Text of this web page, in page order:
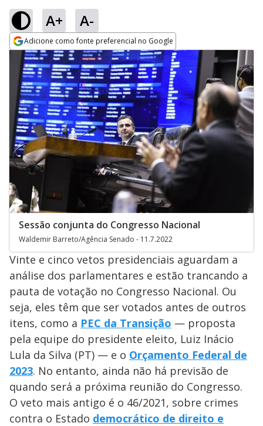
A+ A-
Adicione como fonte preferencial no Google
Opens in new window
Sessão conjunta do Congresso Nacional
Waldemir Barreto/Agência Senado - 11.7.2022
Vinte e cinco vetos presidenciais aguardam a
análise dos parlamentares e estão trancando a
pauta de votação no Congresso Nacional. Ou
seja, eles têm que ser votados antes de outros
itens, como a PEC da Transição — proposta
pela equipe do presidente eleito, Luiz Inácio
Lula da Silva (PT) — e o Orçamento Federal de
2023. No entanto, ainda não há previsão de
quando será a próxima reunião do Congresso.
O veto mais antigo é o 46/2021, sobre crimes
contra o Estado democrático de direito e